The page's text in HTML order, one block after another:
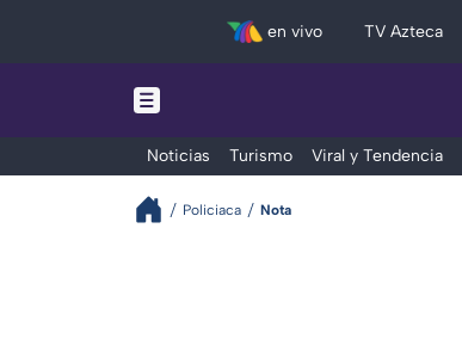
en vivo TV Azteca
Noticias Turismo Viral y Tendencia
Policiaca Nota